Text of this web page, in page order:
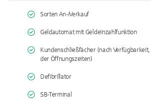
Sorten An-/Verkauf
Geldautomat mit Geldeinzahlfunktion
Kundenschließfächer (nach
der Öffnungszeiten)
Defibrillator
SB-Terminal